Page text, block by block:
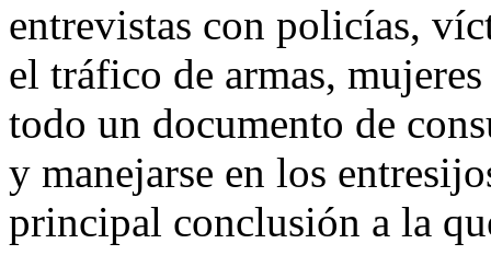
entrevistas con policías,
el tráfico de armas,
todo un documento de
y manejarse en los
principal conclusión a la